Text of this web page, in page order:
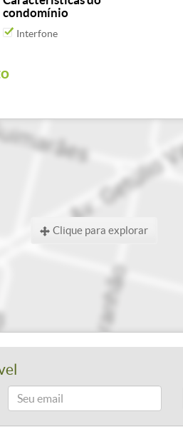
condomínio
Interfone
Clique para explorar